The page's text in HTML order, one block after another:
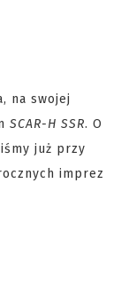
na swojej
SCAR-H SSR. O
już przy
imprez